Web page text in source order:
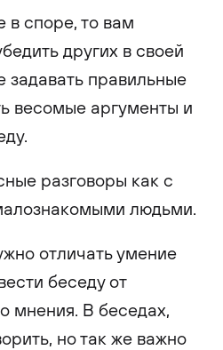
в споре, то вам
других в своей
задавать правильные
весомые аргументы и
разговоры как с
людьми.
отличать умение
беседу от
мнения. В беседах,
но так же важно